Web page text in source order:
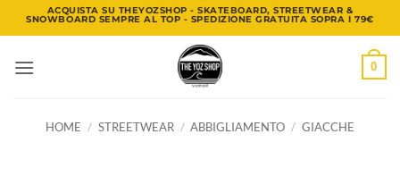
ai
ACQUISTA SU THEYOZSHOP - SKATEBOARD, STREETWEAR &
SNOWBOARD SEMPRE AL TOP - SPEDIZIONE GRATUITA SOPRA I 79€
0
HOME / STREETWEAR / ABBIGLIAMENTO / GIACCHE